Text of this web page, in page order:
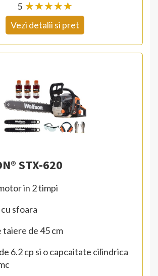
5 ☆☆☆☆☆
★★★★★
Vezi detalii si pret
STX-620
in 2 timpi
sfoara
taiere de 45 cm
6.2 cp si o capcaitate cilindrica